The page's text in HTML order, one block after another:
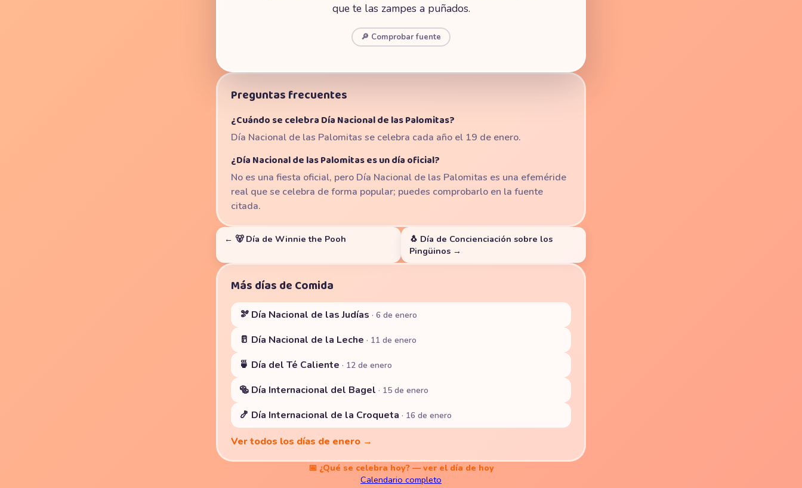
que te las zampes a puñados.
🔎 Comprobar fuente
Preguntas frecuentes
¿Cuándo se celebra Día Nacional de las Palomitas?
Día Nacional de las Palomitas se celebra cada año el 19 de enero.
¿Día Nacional de las Palomitas es un día oficial?
No es una fiesta oficial, pero Día Nacional de las Palomitas es una efeméride
real que se celebra de forma popular; puedes comprobarlo en la fuente
citada.
← 🐻 Día de Winnie the Pooh
🐧 Día de Concienciación sobre los
Pingüinos →
Más días de Comida
🫘 Día Nacional de las Judías · 6 de enero
🥛 Día Nacional de la Leche · 11 de enero
🍵 Día del Té Caliente · 12 de enero
🥯 Día Internacional del Bagel · 15 de enero
🍤 Día Internacional de la Croqueta · 16 de enero
Ver todos los días de enero →
📅 ¿Qué se celebra hoy? — ver el día de hoy
Calendario completo